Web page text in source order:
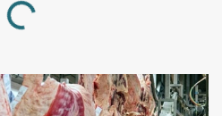
Loading...